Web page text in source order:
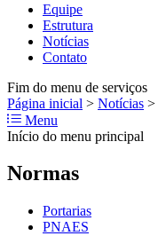
Equipe
Estrutura
Notícias
Contato
Fim do menu de serviços
Página inicial > Notícias >
Menu
Início do menu principal
Normas
Portarias
PNAES